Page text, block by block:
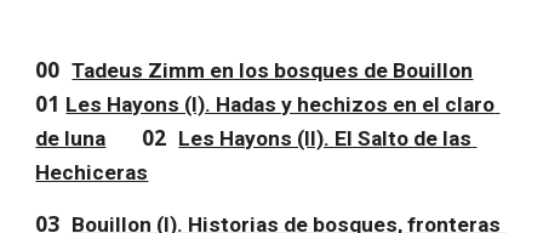
00 Tadeus Zimm en los bosques de Bouillon
01 Les Hayons (I). Hadas y hechizos en el claro
de luna
02 Les Hayons (II). El Salto de las
Hechiceras
03 Bouillon (I). Historias de bosques, fronteras